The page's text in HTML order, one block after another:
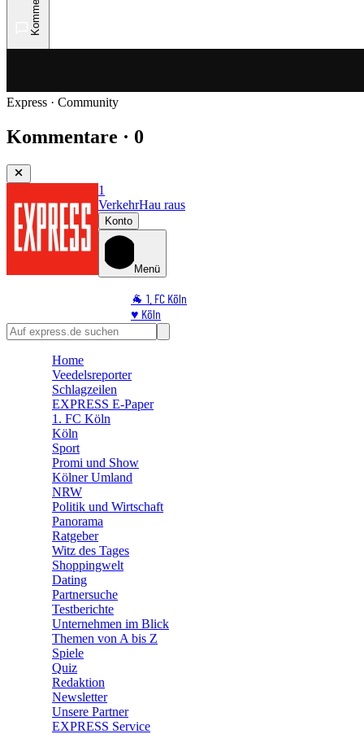
Express · Community
Kommentare · 0
1
VerkehrHau raus
Konto
Menü
🐐 1. FC Köln
♥️ Köln
⭐ Promi
🛒 Shoppingwelt
Home
Veedelsreporter
Schlagzeilen
EXPRESS E-Paper
1. FC Köln
Köln
Sport
Promi und Show
Kölner Umland
NRW
Politik und Wirtschaft
Panorama
Ratgeber
Witz des Tages
Shoppingwelt
Dating
Partnersuche
Testberichte
Unternehmen im Blick
Themen von A bis Z
Spiele
Quiz
Redaktion
Newsletter
Unsere Partner
EXPRESS Service